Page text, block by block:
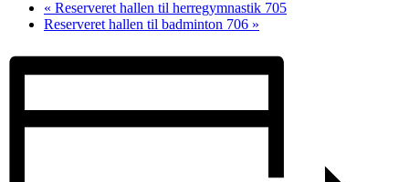
« Reserveret hallen til herregymnastik 705
Reserveret hallen til badminton 706 »